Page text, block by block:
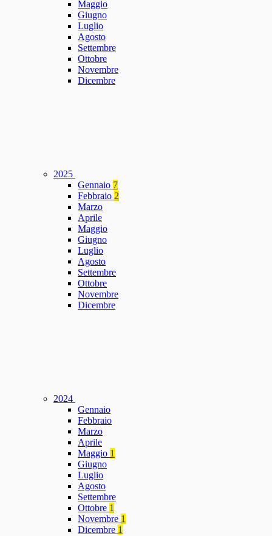
Maggio
Giugno
Luglio
Agosto
Settembre
Ottobre
Novembre
Dicembre
2025
Gennaio 7
Febbraio 2
Marzo
Aprile
Maggio
Giugno
Luglio
Agosto
Settembre
Ottobre
Novembre
Dicembre
2024
Gennaio
Febbraio
Marzo
Aprile
Maggio 1
Giugno
Luglio
Agosto
Settembre
Ottobre 1
Novembre 1
Dicembre 1